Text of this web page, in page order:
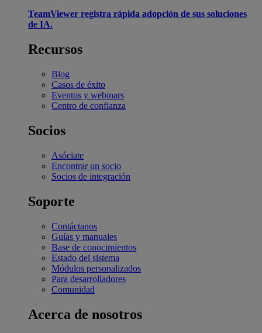
TeamViewer registra rápida adopción de sus soluciones
de IA.
Recursos
Blog
Casos de éxito
Eventos y webinars
Centro de confianza
Socios
Asóciate
Encontrar un socio
Socios de integración
Soporte
Contáctanos
Guías y manuales
Base de conocimientos
Estado del sistema
Módulos personalizados
Para desarrolladores
Comunidad
Acerca de nosotros